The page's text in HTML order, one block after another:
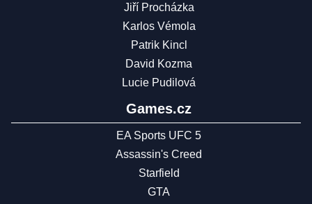
Jiří Procházka
Karlos Vémola
Patrik Kincl
David Kozma
Lucie Pudilová
Games.cz
EA Sports UFC 5
Assassin's Creed
Starfield
GTA